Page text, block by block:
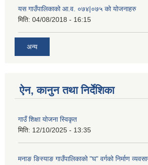
यस गाउँपालिकाको आ.व. ०७४|०७५ को योजनाहरु
मिति: 04/08/2018 - 16:15
अन्य
ऐन, कानुन तथा निर्देशिका
गाउँ शिक्षा योजना स्विकृत
मिति: 12/10/2025 - 13:35
मनाङ ङिस्याङ गाउँपालिकाको "घ" वर्गको निर्माण